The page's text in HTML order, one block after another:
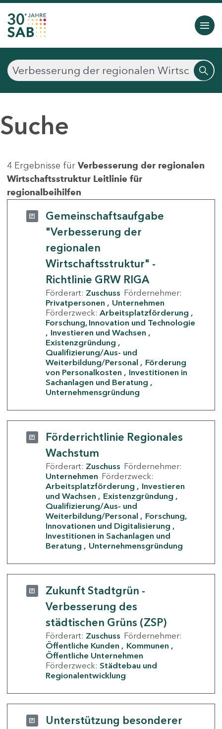
Suche
4 Ergebnisse für Verbesserung der regionalen
Wirtschaftsstruktur Leitlinie für
regionalbeihilfen
Gemeinschaftsaufgabe
"Verbesserung der
regionalen
Wirtschaftsstruktur" -
Richtlinie GRW RIGA
Förderart: Zuschuss Fördernehmer:
Privatpersonen
Unternehmen
Förderzweck: Arbeitsplatzförderung
Forschung, Innovation und Technologie
Investieren und Wachsen
Existenzgründung
Qualifizierung/Aus- und
Weiterbildung/Personal
Förderung
von Personalkosten
Investitionen in
Sachanlagen und Beratung
Unternehmensgründung
Förderrichtlinie Regionales
Wachstum
Förderart: Zuschuss Fördernehmer:
Unternehmen Förderzweck:
Arbeitsplatzförderung
Investieren
und Wachsen
Existenzgründung
Qualifizierung/Aus- und
Weiterbildung/Personal
Forschung,
Innovationen und Digitalisierung
Investitionen in Sachanlagen und
Beratung
Unternehmensgründung
Zukunft Stadtgrün -
Verbesserung des
städtischen Grüns (ZSP)
Förderart: Zuschuss Fördernehmer:
Öffentliche Kunden
Kommunen
Öffentliche Unternehmen
Förderzweck: Städtebau und
Regionalentwicklung
Unterstützung besonderer